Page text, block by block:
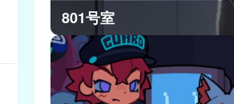
801号室